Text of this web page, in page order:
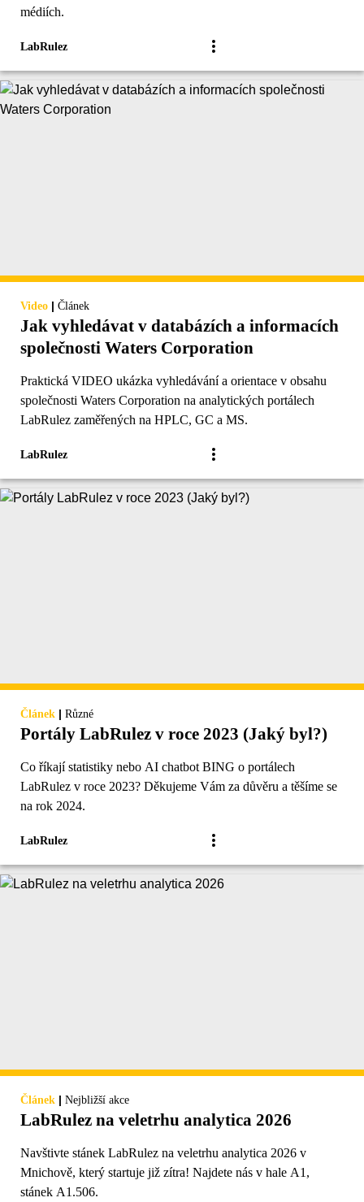
médiích.
LabRulez
Video | Článek
Jak vyhledávat v databázích a informacích
společnosti Waters Corporation
Praktická VIDEO ukázka vyhledávání a orientace v obsahu
společnosti Waters Corporation na analytických portálech
LabRulez zaměřených na HPLC, GC a MS.
LabRulez
Článek | Různé
Portály LabRulez v roce 2023 (Jaký byl?)
Co říkají statistiky nebo AI chatbot BING o portálech
LabRulez v roce 2023? Děkujeme Vám za důvěru a těšíme se
na rok 2024.
LabRulez
Článek | Nejbližší akce
LabRulez na veletrhu analytica 2026
Navštivte stánek LabRulez na veletrhu analytica 2026 v
Mnichově, který startuje již zítra! Najdete nás v hale A1,
stánek A1.506.